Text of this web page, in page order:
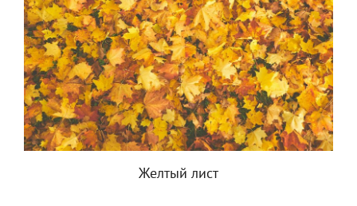
Желтый лист